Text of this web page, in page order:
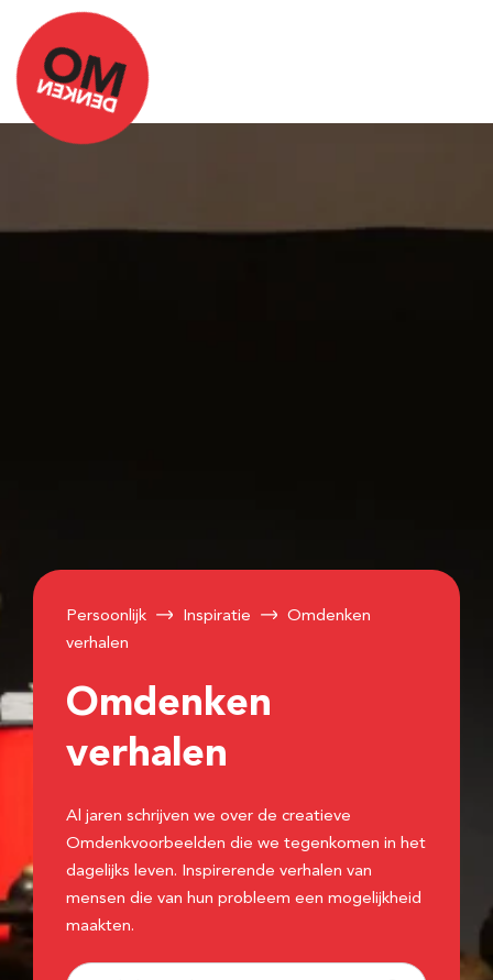
Persoonlijk Inspiratie
Omdenken
verhalen
Omdenken
verhalen
Al jaren schrijven we over de creatieve
Omdenkvoorbeelden die we tegenkomen in het
dagelijks leven. Inspirerende verhalen van
mensen die van hun probleem een mogelijkheid
maakten.